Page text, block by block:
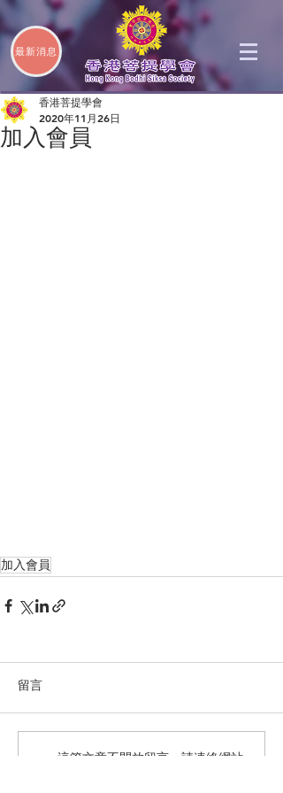
最新消息
加入會員
香港菩提學會
2020年11月26日
加入會員
留言
這篇文章不開放留言。請連絡網站